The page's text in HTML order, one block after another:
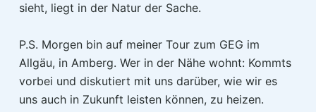
sieht, liegt in der Natur der Sache.
P.S. Morgen bin auf meiner Tour zum GEG im
Allgäu, in Amberg. Wer in der Nähe wohnt: Kommts
vorbei und diskutiert mit uns darüber, wie wir es
uns auch in Zukunft leisten können, zu heizen.